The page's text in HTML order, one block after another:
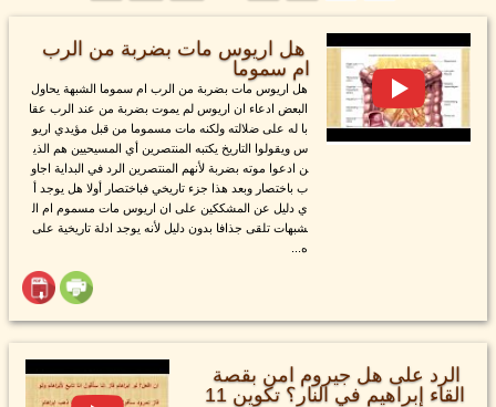
هل اريوس مات بضربة من الرب
ام سموما
هل اريوس مات بضربة من الرب ام سموما الشبهة يحاول
البعض ادعاء ان اريوس لم يموت بضربة من عند الرب عقا
با له على ضلالته ولكنه مات مسموما من قبل مؤيدي اريو
س ويقولوا التاريخ يكتبه المنتصرين أي المسيحيين هم الذي
ن ادعوا موته بضربة لأنهم المنتصرين الرد في البداية اجاو
ب باختصار وبعد هذا جزء تاريخي فباختصار أولا هل يوجد أ
ي دليل عن المشككين على ان اريوس مات مسموم ام ال
شبهات تلقى جذافا بدون دليل لأنه يوجد ادلة تاريخية على
ه...
الرد على هل جيروم امن بقصة
القاء إبراهيم في النار؟ تكوين 11